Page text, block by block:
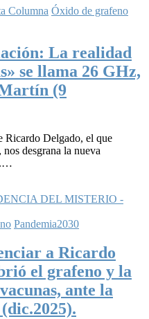
Columna Óxido de grafeno
La realidad
se llama 26 GHz,
(9
Ricardo Delgado, el que
desgrana la nueva
Pandemia2030
a Ricardo
el grafeno y la
ante la